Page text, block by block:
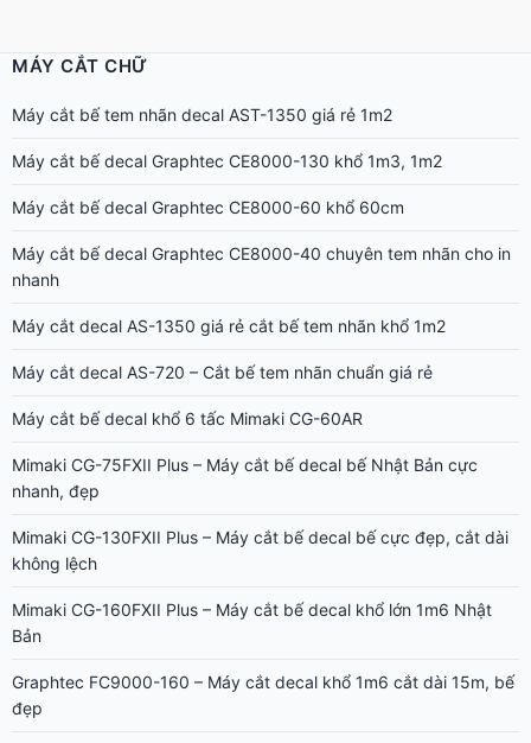
MÁY CẮT CHỮ
Máy cắt bế tem nhãn decal AST-1350 giá rẻ 1m2
Máy cắt bế decal Graphtec CE8000-130 khổ 1m3, 1m2
Máy cắt bế decal Graphtec CE8000-60 khổ 60cm
Máy cắt bế decal Graphtec CE8000-40 chuyên tem nhãn cho in
nhanh
Máy cắt decal AS-1350 giá rẻ cắt bế tem nhãn khổ 1m2
Máy cắt decal AS-720 – Cắt bế tem nhãn chuẩn giá rẻ
Máy cắt bế decal khổ 6 tấc Mimaki CG-60AR
Mimaki CG-75FXII Plus – Máy cắt bế decal bế Nhật Bản cực
nhanh, đẹp
Mimaki CG-130FXII Plus – Máy cắt bế decal bế cực đẹp, cắt dài
không lệch
Mimaki CG-160FXII Plus – Máy cắt bế decal khổ lớn 1m6 Nhật
Bản
Graphtec FC9000-160 – Máy cắt decal khổ 1m6 cắt dài 15m, bế
đẹp